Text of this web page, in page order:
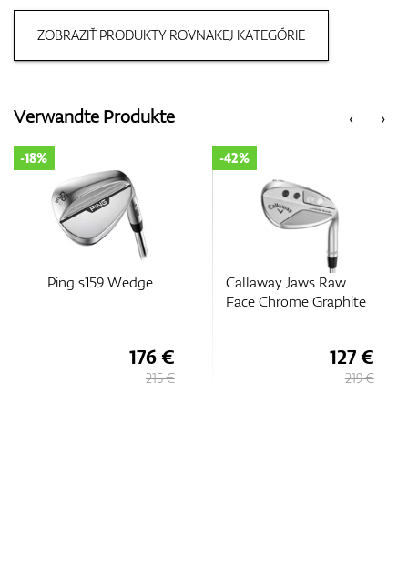
Bags
ZOBRAZIŤ PRODUKTY ROVNAKEJ KATEGÓRIE
‹
Verwandte Produkte ›
Ping s159 Wedge
-18%
176 €
215 €
Callaway Jaws Raw
Face Chrome Graphite
-42%
127 €
219 €